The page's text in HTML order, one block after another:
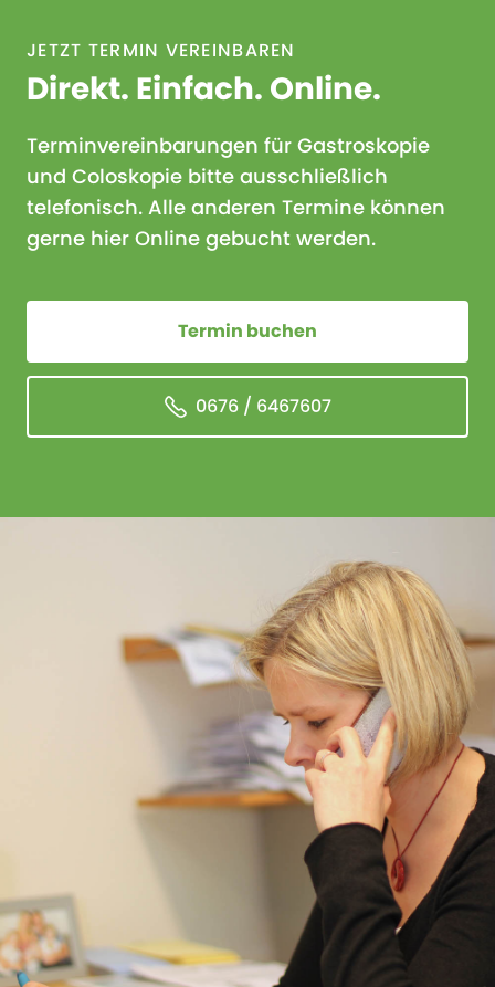
JETZT TERMIN VEREINBAREN
Direkt. Einfach. Online.
Terminvereinbarungen für Gastroskopie
und Coloskopie bitte ausschließlich
telefonisch. Alle anderen Termine können
gerne hier Online gebucht werden.
Termin buchen
0676 / 6467607